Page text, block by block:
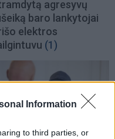
Information
to third parties, or
agresyvų
baro lankytojai
elektros
(1)